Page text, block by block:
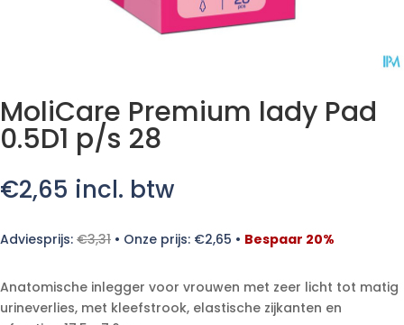
MoliCare Premium lady Pad
0.5D1 p/s 28
€2,65 incl. btw
Adviesprijs: €3,31 • Onze prijs: €2,65 • Bespaar 20%
Anatomische inlegger voor vrouwen met zeer licht tot matig
urineverlies, met kleefstrook, elastische zijkanten en